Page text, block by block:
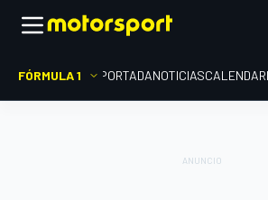
FÓRMULA 1 PORTADANOTICIAS